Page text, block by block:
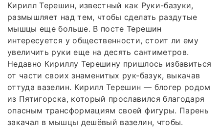
Кирилл Терешин, известный как Руки-базуки,
размышляет над тем, чтобы сделать раздутые
мышцы еще больше. В посте Терешин
интересуется у общественности, стоит ли ему
увеличить руки еще на десять сантиметров.
Недавно Кириллу Терешину пришлось избавиться
от части своих знаменитых рук-базук, выкачав
оттуда вазелин. Кирилл Терешин — блогер родом
из Пятигорска, который прославился благодаря
опасным трансформациям своей фигуры. Парень
закачал в мышцы дешёвый вазелин, чтобы.